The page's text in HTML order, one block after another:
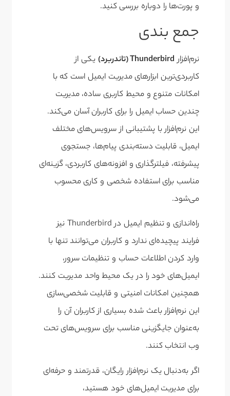
و پورت‌ها را دوباره بررسی کنید.
جمع بندی
نرم‌افزارThunderbird (تاندربرد)
یکی از
کاربردی‌ترین ابزارهای مدیریت ایمیل است که با
امکانات متنوع و محیط کاربری ساده، مدیریت
چندین حساب ایمیل را برای کاربران آسان می‌کند.
این نرم‌افزار با پشتیبانی از سرویس‌های مختلف
ایمیل، قابلیت دسته‌بندی پیام‌ها، جستجوی
پیشرفته، فیلترگذاری و افزونه‌های کاربردی، گزینه‌ای
مناسب برای استفاده شخصی و کاری محسوب
می‌شود.
راه‌اندازی و تنظیم ایمیل در Thunderbird نیز
فرایند پیچیده‌ای ندارد و کاربران می‌توانند تنها با
وارد کردن اطلاعات حساب و تنظیمات سرور،
ایمیل‌های خود را در یک محیط واحد مدیریت کنند.
همچنین امکانات امنیتی و قابلیت شخصی‌سازی
این نرم‌افزار باعث شده بسیاری از کاربران آن را
به‌عنوان جایگزینی مناسب برای سرویس‌های تحت
وب انتخاب کنند.
اگر به‌دنبال یک نرم‌افزار رایگان، قدرتمند و حرفه‌ای
برای مدیریت ایمیل‌های خود هستید،